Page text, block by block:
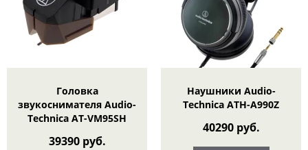
Головка
звукоснимателя Audio-
Technica AT-VM95SH
39390 руб.
Наушники Audio-
Technica ATH-A990Z
40290 руб.